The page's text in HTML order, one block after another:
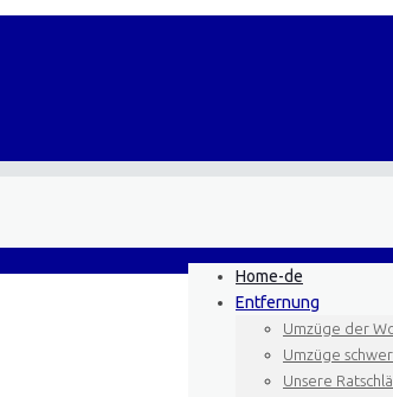
Home-de
Entfernung
Umzüge der
Umzüge
Unsere